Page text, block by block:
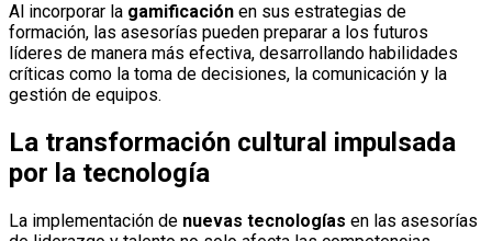
Al incorporar la gamificación en sus estrategias de
formación, las asesorías pueden preparar a los futuros
líderes de manera más efectiva, desarrollando habilidades
críticas como la toma de decisiones, la comunicación y la
gestión de equipos.
La transformación cultural impulsada
por la tecnología
La implementación de nuevas tecnologías en las asesorías